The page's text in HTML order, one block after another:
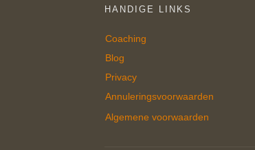
HANDIGE LINKS
Coaching
Blog
Privacy
Annuleringsvoorwaarden
Algemene voorwaarden